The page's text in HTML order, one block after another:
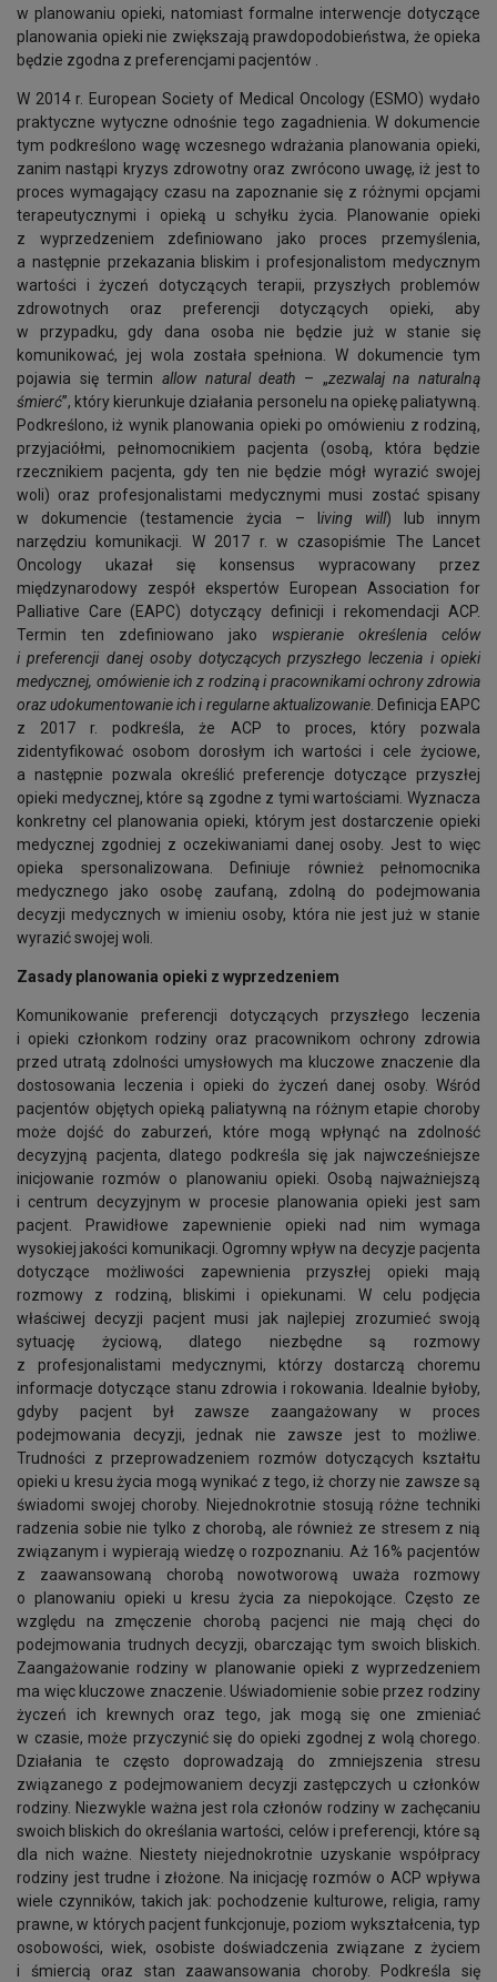
w planowaniu opieki, natomiast formalne interwencje dotyczące
planowania opieki nie zwiększają prawdopodobieństwa, że opieka
będzie zgodna z preferencjami pacjentów .
W 2014 r. European Society of Medical Oncology (ESMO) wydało
praktyczne wytyczne odnośnie tego zagadnienia. W dokumencie
tym podkreślono wagę wczesnego wdrażania planowania opieki,
zanim nastąpi kryzys zdrowotny oraz zwrócono uwagę, iż jest to
proces wymagający czasu na zapoznanie się z różnymi opcjami
terapeutycznymi i opieką u schyłku życia. Planowanie opieki
z wyprzedzeniem zdefiniowano jako proces przemyślenia,
a następnie przekazania bliskim i profesjonalistom medycznym
wartości i życzeń dotyczących terapii, przyszłych problemów
zdrowotnych oraz preferencji dotyczących opieki, aby
w przypadku, gdy dana osoba nie będzie już w stanie się
komunikować, jej wola została spełniona. W dokumencie tym
pojawia się termin allow natural death – „zezwalaj na naturalną
śmierć”, który kierunkuje działania personelu na opiekę paliatywną.
Podkreś­lono, iż wynik planowania opieki po omówieniu z rodziną,
przyjaciółmi, pełnomocnikiem pacjenta (osobą, która będzie
rzecznikiem pacjenta, gdy ten nie będzie mógł wyrazić swojej
woli) oraz profesjonalistami medycznymi musi zostać spisany
w dokumencie (testamencie życia – l iving will) lub innym
narzędziu komunikacji. W 2017 r. w czasopiśmie The Lancet
Oncology ukazał się konsensus wypracowany przez
międzynarodowy zespół ekspertów European Association for
Palliative Care (EAPC) dotyczący definicji i rekomendacji ACP.
Termin ten zdefiniowano jako wspieranie określenia celów
i preferencji danej osoby dotyczących przyszłego leczenia i opieki
medycznej, omówienie ich z rodziną i pracownikami ochrony zdrowia
oraz udokumentowanie ich i regularne aktualizowanie. Definicja EAPC
z 2017 r. podkreśla, że ACP to proces, który pozwala
zidentyfikować osobom dorosłym ich wartości i cele życiowe,
a następnie pozwala określić preferencje dotyczące przyszłej
opieki medycznej, które są zgodne z tymi wartościami. Wyznacza
konkretny cel planowania opieki, którym jest dostarczenie opieki
medycznej zgodniej z oczekiwaniami danej osoby. Jest to więc
opieka spersonalizowana. Definiuje również pełnomocnika
medycznego jako osobę zaufaną, zdolną do podejmowania
decyzji medycznych w imieniu osoby, która nie jest już w stanie
wyrazić swojej woli.
Zasady planowania opieki z wyprzedzeniem
Komunikowanie preferencji dotyczących przyszłego leczenia
i opieki członkom rodziny oraz pracownikom ochrony zdrowia
przed utratą zdolności umysłowych ma kluczowe znaczenie dla
dostosowania leczenia i opieki do życzeń danej osoby. Wśród
pacjentów objętych opieką paliatywną na różnym etapie choroby
może dojść do zaburzeń, które mogą wpłynąć na zdolność
decyzyjną pacjenta, dlatego podkreśla się jak najwcześniejsze
inicjowanie rozmów o planowaniu opieki. Osobą najważniejszą
i centrum decyzyjnym w procesie planowania opieki jest sam
pacjent. Prawidłowe zapewnienie opieki nad nim wymaga
wysokiej jakości komunikacji. Ogromny wpływ na decyzje pacjenta
dotyczące możliwości zapewnienia przyszłej opieki mają
rozmowy z rodziną, bliskimi i opiekunami. W celu podjęcia
właściwej decyzji pacjent musi jak najlepiej zrozumieć swoją
sytuację życiową, dlatego niezbędne są rozmowy
z profesjonalistami medycznymi, którzy dostarczą choremu
informacje dotyczące stanu zdrowia i rokowania. Idealnie byłoby,
gdyby pacjent był zawsze zaangażowany w proces
podejmowania decyzji, jednak nie zawsze jest to możliwe.
Trudności z przeprowadzeniem rozmów dotyczących kształtu
opieki u kresu życia mogą wynikać z tego, iż chorzy nie zawsze są
świadomi swojej choroby. Niejednokrotnie stosują różne techniki
radzenia sobie nie tylko z chorobą, ale również ze stresem z nią
związanym i wypierają wiedzę o rozpoznaniu. Aż 16% pacjentów
z zaawansowaną chorobą nowotworową uważa rozmowy
o planowaniu opieki u kresu życia za niepokojące. Często ze
względu na zmęczenie chorobą pacjenci nie mają chęci do
podejmowania trudnych decyzji, obarczając tym swoich bliskich.
Zaangażowanie rodziny w planowanie opieki z wyprzedzeniem
ma więc kluczowe znaczenie. Uświadomienie sobie przez rodziny
życzeń ich krewnych oraz tego, jak mogą się one zmieniać
w czasie, może przyczynić się do opieki zgodnej z wolą chorego.
Działania te często doprowadzają do zmniejszenia stresu
związanego z podejmowaniem decyzji zastępczych u członków
rodziny. Niezwykle ważna jest rola członów rodziny w zachęcaniu
swoich bliskich do określania wartości, celów i preferencji, które są
dla nich ważne. Niestety niejednokrotnie uzyskanie współpracy
rodziny jest trudne i złożone. Na inicjację rozmów o ACP wpływa
wiele czynników, takich jak: pochodzenie kulturowe, religia, ramy
prawne, w których pacjent funkcjonuje, poziom wykształcenia, typ
osobowości, wiek, osobiste doświadczenia związane z życiem
i śmiercią oraz stan zaawansowania choroby. Podkreśla się